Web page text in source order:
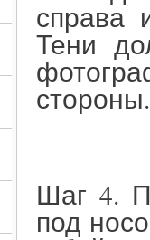
справа
Тени
стороны.
Шаг 4.
под